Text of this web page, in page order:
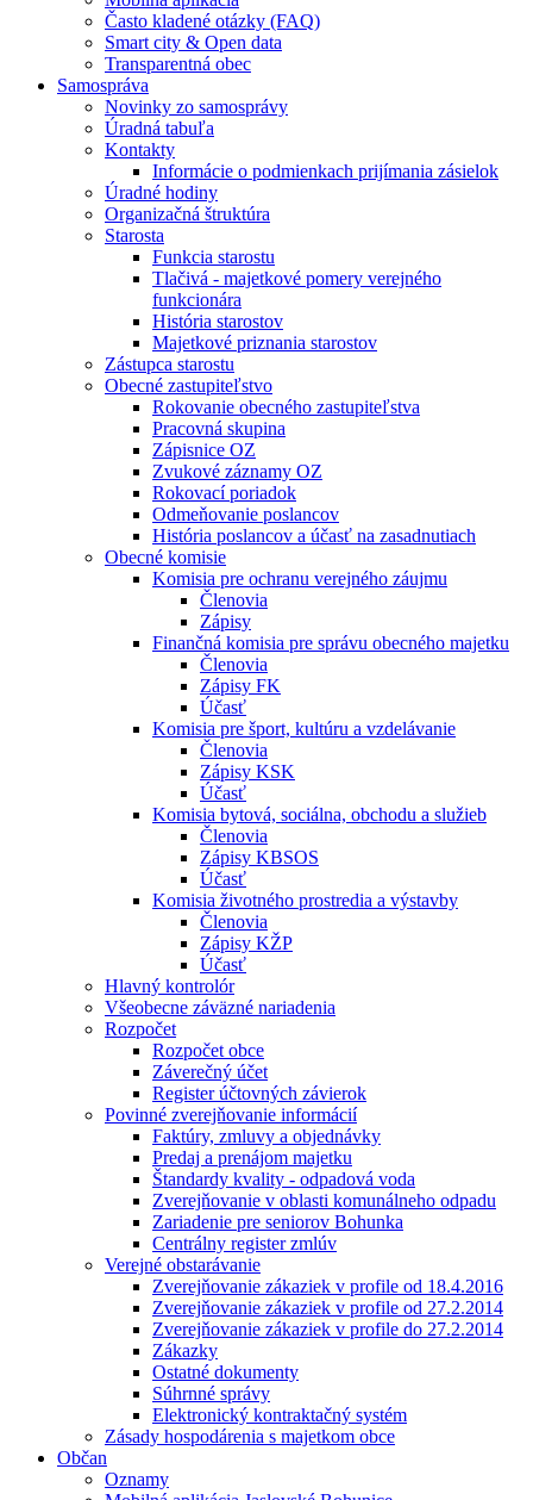
Často kladené otázky (FAQ)
Smart city & Open data
Transparentná obec
Samospráva
Novinky zo samosprávy
Úradná tabuľa
Kontakty
Informácie o podmienkach prijímania zásielok
Úradné hodiny
Organizačná štruktúra
Starosta
Funkcia starostu
Tlačivá - majetkové pomery verejného
funkcionára
História starostov
Majetkové priznania starostov
Zástupca starostu
Obecné zastupiteľstvo
Rokovanie obecného zastupiteľstva
Pracovná skupina
Zápisnice OZ
Zvukové záznamy OZ
Rokovací poriadok
Odmeňovanie poslancov
História poslancov a účasť na zasadnutiach
Obecné komisie
Komisia pre ochranu verejného záujmu
Členovia
Zápisy
Finančná komisia pre správu obecného majetku
Členovia
Zápisy FK
Účasť
Komisia pre šport, kultúru a vzdelávanie
Členovia
Zápisy KSK
Účasť
Komisia bytová, sociálna, obchodu a služieb
Členovia
Zápisy KBSOS
Účasť
Komisia životného prostredia a výstavby
Členovia
Zápisy KŽP
Účasť
Hlavný kontrolór
Všeobecne záväzné nariadenia
Rozpočet
Rozpočet obce
Záverečný účet
Register účtovných závierok
Povinné zverejňovanie informácií
Faktúry, zmluvy a objednávky
Predaj a prenájom majetku
Štandardy kvality - odpadová voda
Zverejňovanie v oblasti komunálneho odpadu
Zariadenie pre seniorov Bohunka
Centrálny register zmlúv
Verejné obstarávanie
Zverejňovanie zákaziek v profile od 18.4.2016
Zverejňovanie zákaziek v profile od 27.2.2014
Zverejňovanie zákaziek v profile do 27.2.2014
Zákazky
Ostatné dokumenty
Súhrnné správy
Elektronický kontraktačný systém
Zásady hospodárenia s majetkom obce
Občan
Oznamy